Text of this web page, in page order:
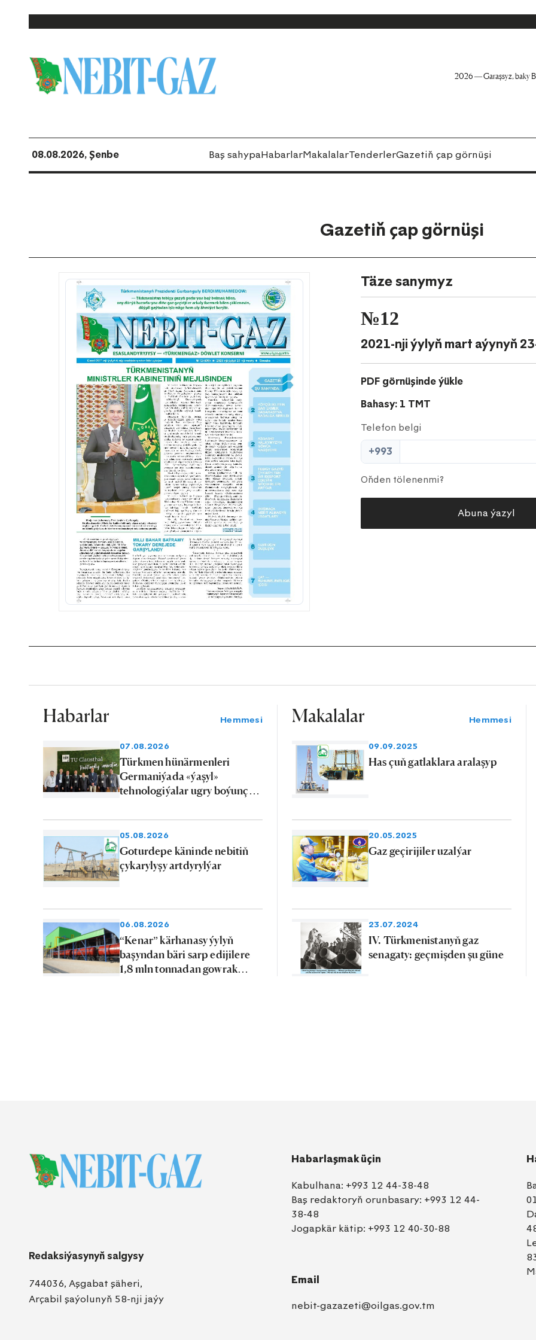
2026 — Garaşsyz, baky
08.08.2026, Şenbe Baş sahypaHabarlarMakalalarTenderlerGazetiň çap görnüşi
Gazetiň çap görnüşi
Täze sanymyz
№12
2021-nji ýylyň mart aýynyň
PDF görnüşinde ýükle
Bahasy: 1 TMT
Telefon belgi
+993
Oňden tölenenmi?
Abuna ýazyl
Habarlar Hemmesi
07.08.2026
Türkmen hünärmenleri
Germaniýada «ýaşyl»
tehnologiýalar ugry boýunça
05.08.2026
Goturdepe käninde nebitiň
çykarylyşy artdyrylýar
06.08.2026
“Kenar” kärhanasy ýylyň
başyndan bäri sarp edijilere
1,8 mln tonnadan gowrak
Makalalar Hemmesi
09.09.2025
Has çuň gatlaklara aralaşyp
20.05.2025
Gaz geçirijiler uzalýar
23.07.2024
IV. Türkmenistanyň gaz
senagaty: geçmişden şu güne
Redaksiýasynyň salgysy
744036, Aşgabat şäheri,
Arçabil şaýolunyň 58-nji jaýy
Habarlaşmak üçin
Kabulhana: +993 12 44-38-48
Baş redaktoryň orunbasary: +993 12 44-
38-48
Jogapkär kätip: +993 12 40-30-88
Email
nebit-gazazeti@oilgas.gov.tm